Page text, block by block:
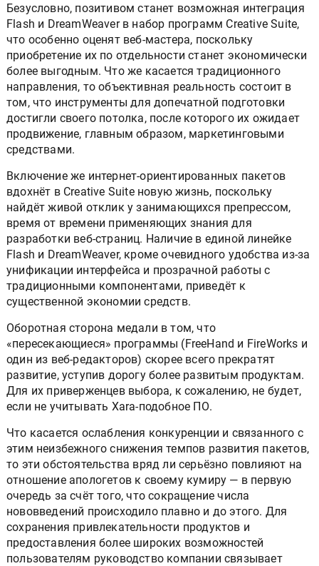
Безусловно, позитивом станет возможная интеграция
Flash и DreamWeaver в набор программ Creative Suite,
что особенно оценят веб-мастера, поскольку
приобретение их по отдельности станет экономически
более выгодным. Что же касается традиционного
направления, то объективная реальность состоит в
том, что инструменты для допечатной подготовки
достигли своего потолка, после которого их ожидает
продвижение, главным образом, маркетинговыми
средствами.
Включение же интернет-ориентированных пакетов
вдохнёт в Creative Suite новую жизнь, поскольку
найдёт живой отклик у занимающихся препрессом,
время от времени применяющих знания для
разработки веб-страниц. Наличие в единой линейке
Flash и DreamWeaver, кроме очевидного удобства из-за
унификации интерфейса и прозрачной работы с
традиционными компонентами, приведёт к
существенной экономии средств.
Оборотная сторона медали в том, что
«пересекающиеся» программы (FreeHаnd и FireWorks и
один из веб-редакторов) скорее всего прекратят
развитие, уступив дорогу более развитым продуктам.
Для их приверженцев выбора, к сожалению, не будет,
если не учитывать Xara-подобное ПО.
Что касается ослабления конкуренции и связанного с
этим неизбежного снижения темпов развития пакетов,
то эти обстоятельства вряд ли серьёзно повлияют на
отношение апологетов к своему кумиру — в первую
очередь за счёт того, что сокращение числа
нововведений происходило плавно и до этого. Для
сохранения привлекательности продуктов и
предоставления более широких возможностей
пользователям руководство компании связывает